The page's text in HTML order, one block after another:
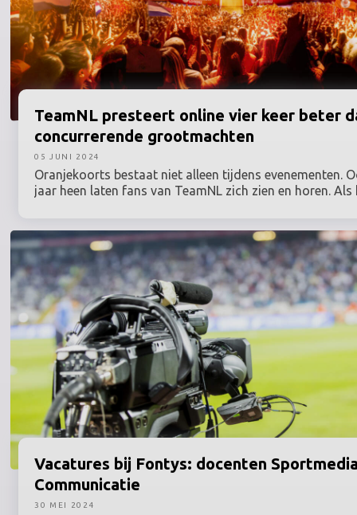
TeamNL presteert online vier keer beter
concurrerende grootmachten
Oranjekoorts bestaat niet alleen tijdens evenementen.
jaar heen laten fans van TeamNL zich zien en horen.
die van fans voor sommige traditionele grootmachten
TeamNL doet het dus niet alleen bovengemiddeld goed
medailleklassementen, ook online staat Nederland
mannetje. Dat blijkt uit de analyse van
Sports dat deze data presenteert tijdens de uitreiking
SponsorRingen.
05 JUNI 2024
Vacatures bij Fontys: docenten
Communicatie
30 MEI 2024